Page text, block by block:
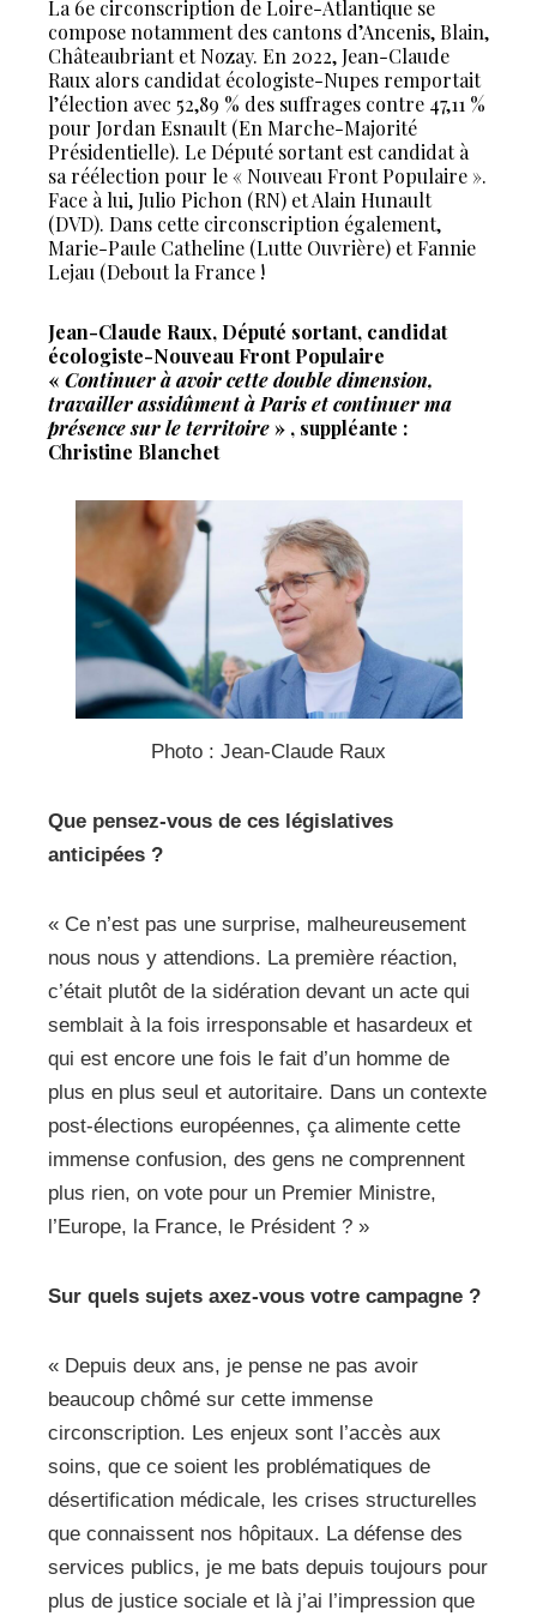
La 6e circonscription de Loire-Atlantique se
compose notamment des cantons d’Ancenis, Blain,
Châteaubriant et Nozay. En 2022, Jean-Claude
Raux alors candidat écologiste-Nupes remportait
l’élection avec 52,89 % des suffrages contre 47,11 %
pour Jordan Esnault (En Marche-Majorité
Présidentielle). Le Député sortant est candidat à
sa réélection pour le « Nouveau Front Populaire ».
Face à lui, Julio Pichon (RN) et Alain Hunault
(DVD). Dans cette circonscription également,
Marie-Paule Catheline (Lutte Ouvrière) et Fannie
Lejau (Debout la France !
Jean-Claude Raux, Député sortant, candidat
écologiste-Nouveau Front Populaire
« Continuer à avoir cette double dimension,
travailler assidûment à Paris et continuer ma
présence sur le territoire» , suppléante :
Christine Blanchet
Photo : Jean-Claude Raux
Que pensez-vous de ces législatives
anticipées ?
« Ce n’est pas une surprise, malheureusement
nous nous y attendions. La première réaction,
c’était plutôt de la sidération devant un acte qui
semblait à la fois irresponsable et hasardeux et
qui est encore une fois le fait d’un homme de
plus en plus seul et autoritaire. Dans un contexte
post-élections européennes, ça alimente cette
immense confusion, des gens ne comprennent
plus rien, on vote pour un Premier Ministre,
l’Europe, la France, le Président ? »
Sur quels sujets axez-vous votre campagne ?
« Depuis deux ans, je pense ne pas avoir
beaucoup chômé sur cette immense
circonscription. Les enjeux sont l’accès aux
soins, que ce soient les problématiques de
désertification médicale, les crises structurelles
que connaissent nos hôpitaux. La défense des
services publics, je me bats depuis toujours pour
plus de justice sociale et là j’ai l’impression que